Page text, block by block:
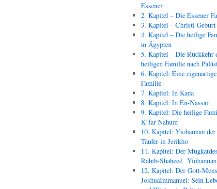
Essener
2. Kapitel – Die Essener
3. Kapitel – Christi Geburt
4. Kapitel – Die heilige
in Ägypten
5. Kapitel – Die Rückkehr
heiligen Familie nach
6. Kapitel: Eine eigenartige
Familie
7. Kapitel: In Kana
8. Kapitel: In En-Nassar
9. Kapitel: Die heilige
K’far Nahum
10. Kapitel: Yiohannan der
Täufer in Jerikho
11. Kapitel: Der
Rahib-Shaheed
12. Kapitel: Der Gott-
JoshuaImmanuel: Sein